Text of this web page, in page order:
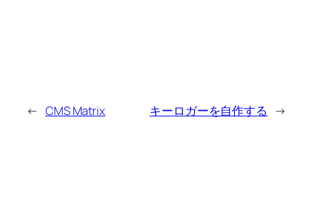
← CMS Matrix キーロガーを自作する →